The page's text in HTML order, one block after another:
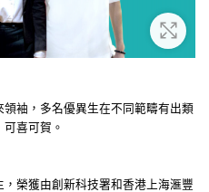
放大
袖，多名優異生在不同範疇有出類
喜可賀。
榮獲由創新科技署和香港上海滙豐